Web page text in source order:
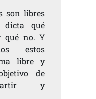
son libres
dicta qué
qué no. Y
estos
libre y
de
y